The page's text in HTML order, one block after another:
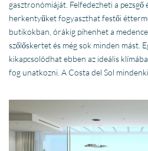
gasztronómiáját. Felfedezheti a
herkentyűket fogyaszthat festői
butikokban, órákig pihenhet a
szőlőskertet és még sok minden mást.
kikapcsolódhat ebben az ideális
fog unatkozni. A Costa del Sol